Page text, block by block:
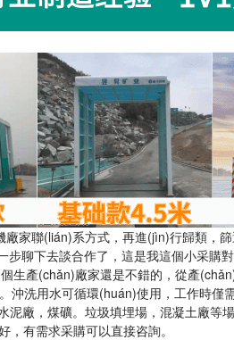
家聯(lián)系方式，再進(jìn)行歸類，篩
聊下去談合作了，這是我這個小
生產(chǎn)廠家還是不錯的，從產
作。沖洗用水可循環(huán)使用，工
水泥廠，煤礦。垃圾填埋場，混凝土
有需求采購可以直接咨詢。